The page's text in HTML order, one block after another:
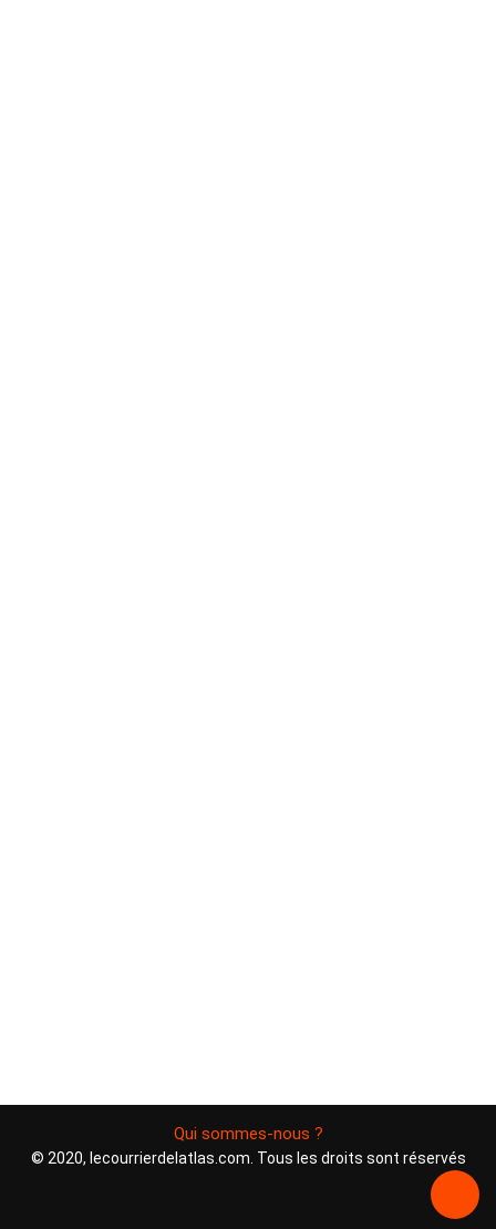
Qui sommes-nous ?
© 2020, lecourrierdelatlas.com. Tous les droits sont réservés